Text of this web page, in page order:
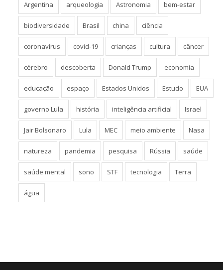
Argentina arqueologia Astronomia bem-estar
biodiversidade Brasil china ciência
coronavírus covid-19 crianças cultura câncer
cérebro descoberta Donald Trump economia
educação espaço Estados Unidos Estudo EUA
governo Lula história inteligência artificial Israel
Jair Bolsonaro Lula MEC meio ambiente Nasa
natureza pandemia pesquisa Rússia saúde
saúde mental sono STF tecnologia Terra
água